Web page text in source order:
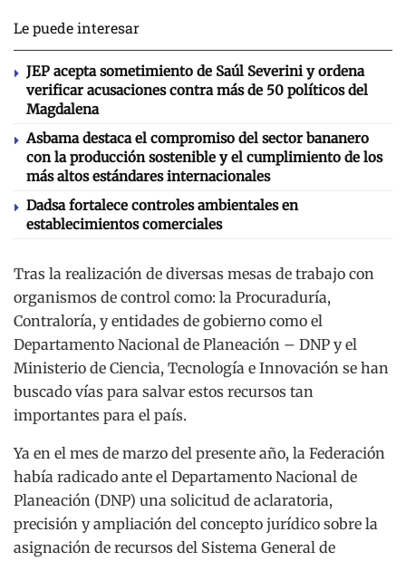
Le puede interesar
JEP acepta sometimiento de Saúl Severini y ordena
verificar acusaciones contra más de 50 políticos del
Magdalena
Asbama destaca el compromiso del sector bananero
con la producción sostenible y el cumplimiento de los
más altos estándares internacionales
Dadsa fortalece controles ambientales en
establecimientos comerciales
Tras la realización de diversas mesas de trabajo con
organismos de control como: la Procuraduría,
Contraloría, y entidades de gobierno como el
Departamento Nacional de Planeación – DNP y el
Ministerio de Ciencia, Tecnología e Innovación se han
buscado vías para salvar estos recursos tan
importantes para el país.
Ya en el mes de marzo del presente año, la Federación
había radicado ante el Departamento Nacional de
Planeación (DNP) una solicitud de aclaratoria,
precisión y ampliación del concepto jurídico sobre la
asignación de recursos del Sistema General de